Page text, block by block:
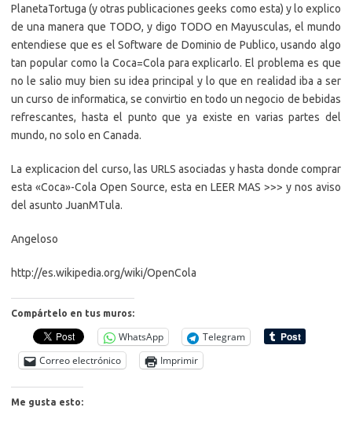
PlanetaTortuga (y otras publicaciones geeks como esta) y lo explico
de una manera que TODO, y digo TODO en Mayusculas, el mundo
entendiese que es el Software de Dominio de Publico, usando algo
tan popular como la Coca=Cola para explicarlo. El problema es que
no le salio muy bien su idea principal y lo que en realidad iba a ser
un curso de informatica, se convirtio en todo un negocio de bebidas
refrescantes, hasta el punto que ya existe en varias partes del
mundo, no solo en Canada.
La explicacion del curso, las URLS asociadas y hasta donde comprar
esta «Coca»-Cola Open Source, esta en LEER MAS >>> y nos aviso
del asunto JuanMTula.
Angeloso
http://es.wikipedia.org/wiki/OpenCola
Compártelo en tus muros:
WhatsApp
Telegram
Correo electrónico
Imprimir
Me gusta esto: